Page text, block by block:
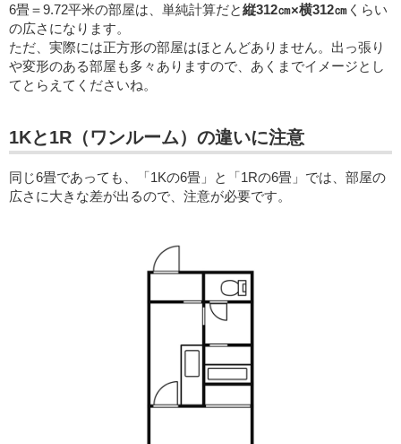
6畳＝9.72平米の部屋は、単純計算だと縦312㎝×横312㎝ くらい
の広さになります。
ただ、実際には正方形の部屋はほとんどありません。出っ張り
や変形のある部屋も多々ありますので、あくまでイメージとし
てとらえてくださいね。
1Kと1R（ワンルーム）の違いに注意
同じ6畳であっても、「1Kの6畳」と「1Rの6畳」では、部屋の
広さに大きな差が出るので、注意が必要です。